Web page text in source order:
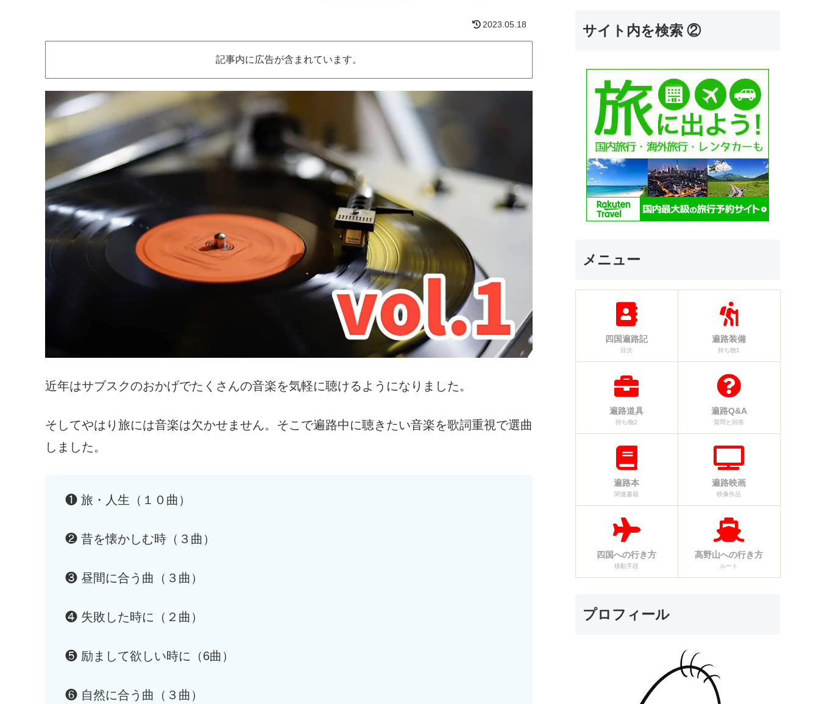
2023.05.18
記事内に広告が含まれています。
近年はサブスクのおかげでたくさんの音楽を気軽に聴けるようになりました。
そしてやはり旅には音楽は欠かせません。そこで遍路中に聴きたい音楽を歌詞重視で選曲
しました。
❶ 旅・人生（１０曲）
❷ 昔を懐かしむ時 （３曲）
❸ 昼間に合う曲 （３曲）
❹ 失敗した時に （２曲）
❺ 励まして欲しい時に （6曲）
❻ 自然に合う曲 （３曲）
サイト内を検索 ②
メニュー
四国遍路記
目次
遍路装備
持ち物1
遍路道具
持ち物2
遍路Q&A
質問と回答
遍路本
関連書籍
遍路映画
映像作品
四国への行き方
移動手段
高野山への行き方
ルート
プロフィール